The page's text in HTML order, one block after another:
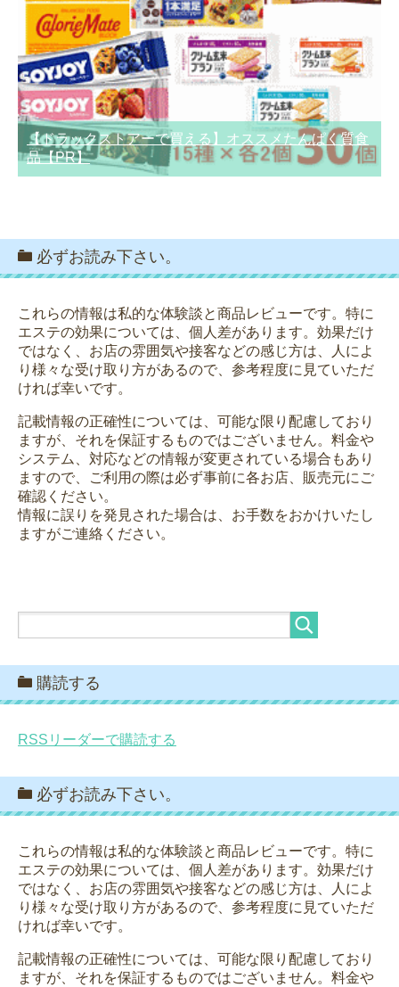
【ドラックストアーで買える】オススメたんぱく質食
品【PR】
必ずお読み下さい。
これらの情報は私的な体験談と商品レビューです。特に
エステの効果については、個人差があります。効果だけ
ではなく、お店の雰囲気や接客などの感じ方は、人によ
り様々な受け取り方があるので、参考程度に見ていただ
ければ幸いです。
記載情報の正確性については、可能な限り配慮しており
ますが、それを保証するものではございません。料金や
システム、対応などの情報が変更されている場合もあり
ますので、ご利用の際は必ず事前に各お店、販売元にご
確認ください。
情報に誤りを発見された場合は、お手数をおかけいたし
ますがご連絡ください。
購読する
RSSリーダーで購読する
必ずお読み下さい。
これらの情報は私的な体験談と商品レビューです。特に
エステの効果については、個人差があります。効果だけ
ではなく、お店の雰囲気や接客などの感じ方は、人によ
り様々な受け取り方があるので、参考程度に見ていただ
ければ幸いです。
記載情報の正確性については、可能な限り配慮しており
ますが、それを保証するものではございません。料金や